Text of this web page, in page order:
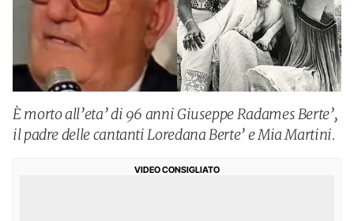
È morto all’eta’ di 96 anni Giuseppe Radames Berte’,
il padre delle cantanti Loredana Berte’ e Mia Martini.
VIDEO CONSIGLIATO